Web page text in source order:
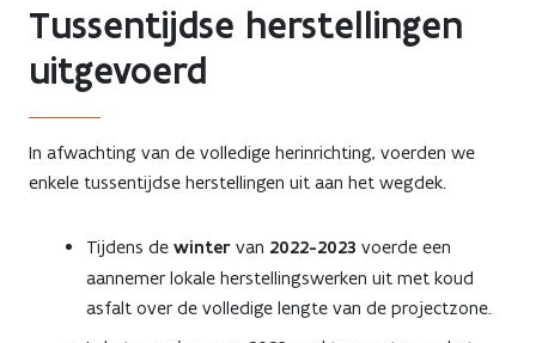
Tussentijdse herstellingen
uitgevoerd
In afwachting van de volledige herinrichting, voerden we
enkele tussentijdse herstellingen uit aan het wegdek.
Tijdens de winter van 2022-2023 voerde een
aannemer lokale herstellingswerken uit met koud
asfalt over de volledige lengte van de projectzone.